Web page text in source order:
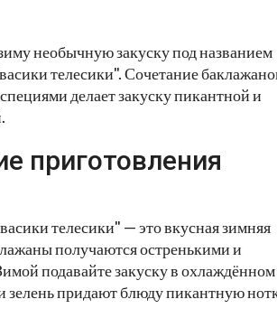
необычную закуску под названием
телесики". Сочетание
делает закуску пикантной и
приготовления
телесики" — это вкусная зимняя
получаются остренькими и
подавайте закуску в охлаждённом
зелень придают блюду пикантную